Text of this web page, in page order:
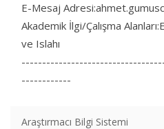
E-Mesaj
Akademik İlgi/Çalışma
ve Islahı
------------
Araştırmacı Bilgi Sistemi